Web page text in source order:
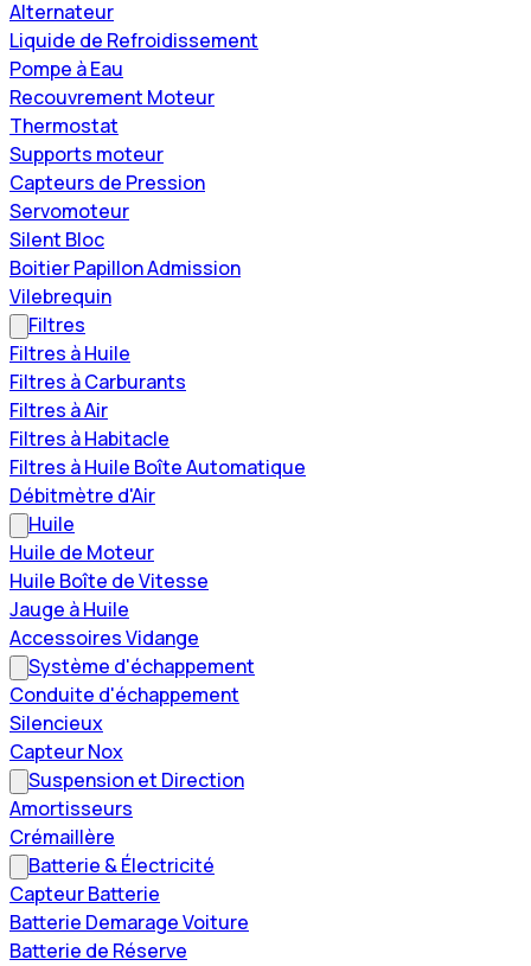
Alternateur
Liquide de Refroidissement
Pompe à Eau
Recouvrement Moteur
Thermostat
Supports moteur
Capteurs de Pression
Servomoteur
Silent Bloc
Boitier Papillon Admission
Vilebrequin
Filtres
Filtres à Huile
Filtres à Carburants
Filtres à Air
Filtres à Habitacle
Filtres à Huile Boîte Automatique
Débitmètre d'Air
Huile
Huile de Moteur
Huile Boîte de Vitesse
Jauge à Huile
Accessoires Vidange
Système d'échappement
Conduite d'échappement
Silencieux
Capteur Nox
Suspension et Direction
Amortisseurs
Crémaillère
Batterie & Électricité
Capteur Batterie
Batterie Demarage Voiture
Batterie de Réserve